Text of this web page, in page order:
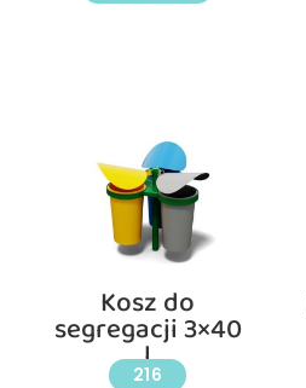
Kosz do
segregacji 3×40
l
216